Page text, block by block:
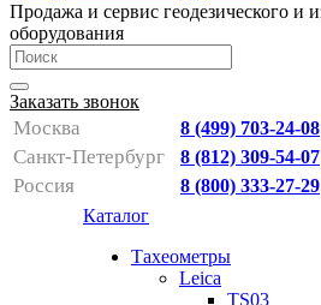
Продажа и сервис геодезического и
оборудования
Заказать звонок
Москва 8 (499) 703-24-08
Санкт-Петербург 8 (812) 309-54-07
Россия 8 (800) 333-27-29
Каталог
Тахеометры
Leica
TS03